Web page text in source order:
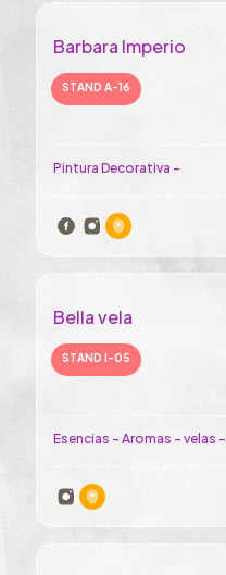
Barbara Imperio
STAND A-16
Pintura Decorativa -
Bella vela
STAND I-05
Esencias - Aromas - velas -